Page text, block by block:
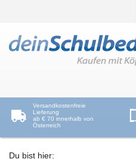
Versandkostenfreie
Lieferung
ab € 70 innerhalb von
Österreich
Du bist hier: